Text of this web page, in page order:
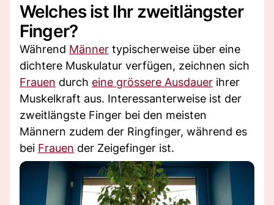
Welches ist Ihr zweitlängster
Finger?
Während Männer typischerweise über eine
dichtere Muskulatur verfügen, zeichnen sich
Frauen durch eine grössere Ausdauer ihrer
Muskelkraft aus. Interessanterweise ist der
zweitlängste Finger bei den meisten
Männern zudem der Ringfinger, während es
bei Frauen der Zeigefinger ist.